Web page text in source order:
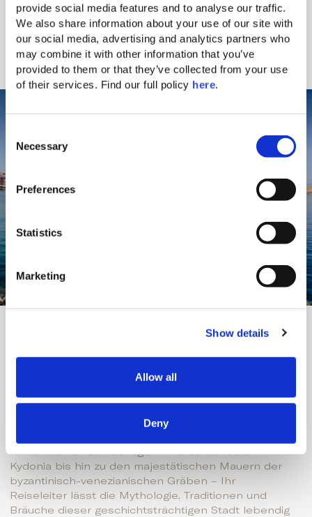
provide social media features and to analyse our traffic.
We also share information about your use of our site with
our social media, advertising and analytics partners who
may combine it with other information that you’ve
provided to them or that they’ve collected from your use
of their services. Find our full policy here.
s
n
t
S
e
e
Necessary
Preferences
Statistics
Marketing
Show details
Allow all
Deny
Biolea und erleben Sie das nachhaltige, selten
gewordene Steinmühlenverfahren zur Herstellung
von Bio-Olivenöl. Abgerundet wird die Führung
durch eine Verkostung erlesener, harmonisch
abgestimmter Mischungen.
Entdecken Sie Ihr Reiseziel:
Stadtrundgänge durch die Altstadt
von Chania
Entdecken Sie die geheimen Ecken und
historischen Schätze der Stadt, während Sie durch
die verwinkelten Steingassen schlendern. Vom
Ruinen der einst mächtigen minoischen Stadt
Kydonia bis hin zu den majestätischen Mauern der
byzantinisch-venezianischen Gräben – Ihr
Reiseleiter lässt die Mythologie, Traditionen und
Bräuche dieser geschichtsträchtigen Stadt lebendig